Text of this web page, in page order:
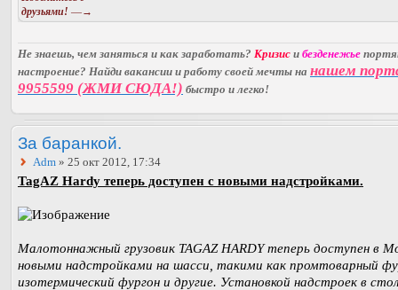
друзьями! —→
Не знаешь, чем заняться и как заработать? Кризис и безденежье
настроение? Найди вакансии и работу своей мечты на нашем
9955599 (ЖМИ СЮДА!) быстро и легко!
За баранкой.
Adm » 25 окт 2012, 17:34
TagAZ Hardy теперь доступен с новыми надстройками.
Малотоннажный грузовик TAGAZ HARDY теперь доступен в
новыми надстройками на шасси, такими как промтоварный
изотермический фургон и другие. Установкой надстроек в